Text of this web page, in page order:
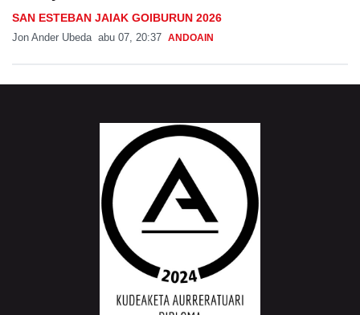
SAN ESTEBAN JAIAK GOIBURUN 2026
Jon Ander Ubeda abu 07, 20:37 ANDOAIN